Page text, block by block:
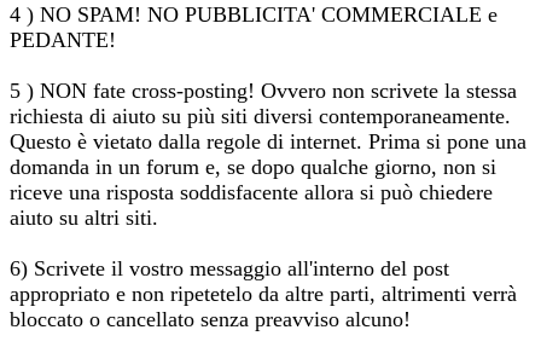
4 ) NO SPAM! NO PUBBLICITA' COMMERCIALE e
PEDANTE!
5 ) NON fate cross-posting! Ovvero non scrivete la stessa
richiesta di aiuto su più siti diversi contemporaneamente.
Questo è vietato dalla regole di internet. Prima si pone una
domanda in un forum e, se dopo qualche giorno, non si
riceve una risposta soddisfacente allora si può chiedere
aiuto su altri siti.
6) Scrivete il vostro messaggio all'interno del post
appropriato e non ripetetelo da altre parti, altrimenti verrà
bloccato o cancellato senza preavviso alcuno!